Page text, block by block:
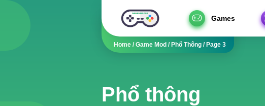
Games
Home /Game Mod / Phổ Thông / Page 3
Phổ thông